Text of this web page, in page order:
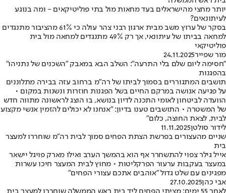
יותר מחצי מהישראלים בעד מחאות מול בתי פוליטיקאים - ומה בנוגע
לעיתונאים?
בסקר של ערוץ משב מבית ארגון רבני צהר עולה כי 61% מהציבור מתנגדים
למחאה בביתו של עיתונאי, אך רק 49% מתנגדים למחאה מול בית
פוליטיקאי
מור שפייר24.11.2025
"חסימה ליום שלם בלי התרעה": השלב הבא במאבק "השכנים של נתניהו"
בהפגנות
תושבים המתגוררים בסמוך לביתו של רה"מ ברחוב עזה בבירה מתלוננים
על פגיעה אנושה במרקם החיים בשל הפגנות חוזרות ונשנות במקום •
הוועדה לביטחון לאומי התכנה לדיון בנושא, בו הוצג לראשונה מתווה חדש
של המשטרה • התושבים טענו בדיון: "אנחנו לא יכולים להזמין אנשי מקצוע
לבית, לצאת החוצה, כלום"
לידור סולטן11.11.2025
שניים מהעצורים בפרשת הצתת הפחים סמוך לבית רה"מ שוחררו למעצר
בית
אייל גילר צפוי להתשחרר אף הוא בהמשך הערב ואילו מארק פויגל יישאר
במעצר בעקבות ערעור הפרקליטות • מחוץ לבית המעצר חיכו עשרות
מפגינים עם שלט גדול "אוהבים אתכם עצורי הפחים"
אבי כהן27.10.2025